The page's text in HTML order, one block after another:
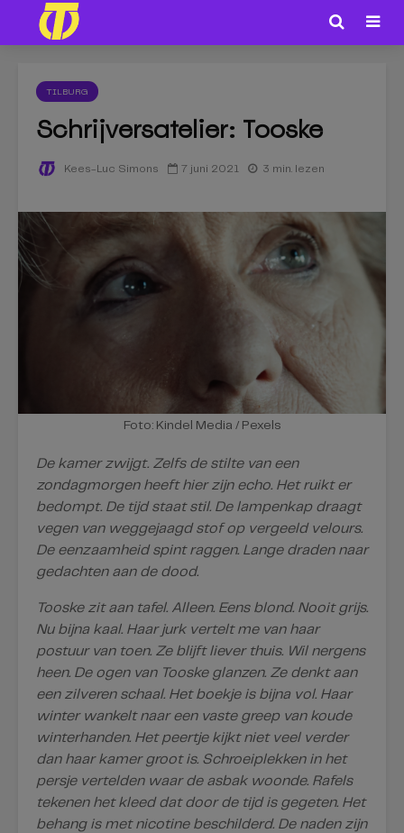
TILBURG
Schrijversatelier: Tooske
Kees-Luc Simons 7 juni 2021 3 min. lezen
Foto: Kindel Media / Pexels
De kamer zwijgt. Zelfs de stilte van een
zondagmorgen heeft hier zijn echo. Het ruikt er
bedompt. De tijd staat stil. De lampenkap draagt
vegen van weggejaagd stof op vergeeld velours.
De eenzaamheid spint raggen. Lange draden naar
gedachten aan de dood.
Tooske zit aan tafel. Alleen. Eens blond. Nooit grijs.
Nu bijna kaal. Haar jurk vertelt me van haar
postuur van toen. Ze blijft liever thuis. Wil nergens
heen. De ogen van Tooske glanzen. Ze denkt aan
een zilveren schaal. Het boekje is bijna vol. Haar
winter wankelt naar een vaste greep van koude
winterhanden. Het peertje kijkt niet veel verder
dan haar kamer groot is. Schroeiplekken in het
persje vertelden waar de asbak woonde. Rafels
tekenen het kleed dat door de tijd is gegeten. Het
behang is met nicotine beschilderd. De naden zijn